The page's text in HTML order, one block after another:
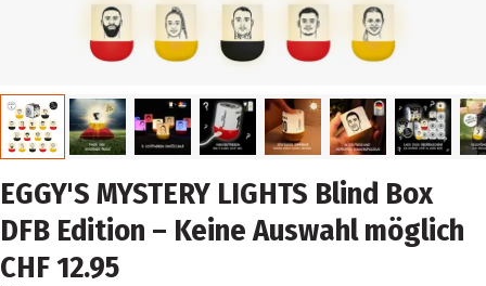
EGGY'S MYSTERY LIGHTS Blind Box
DFB Edition – Keine Auswahl möglich
CHF 12.95